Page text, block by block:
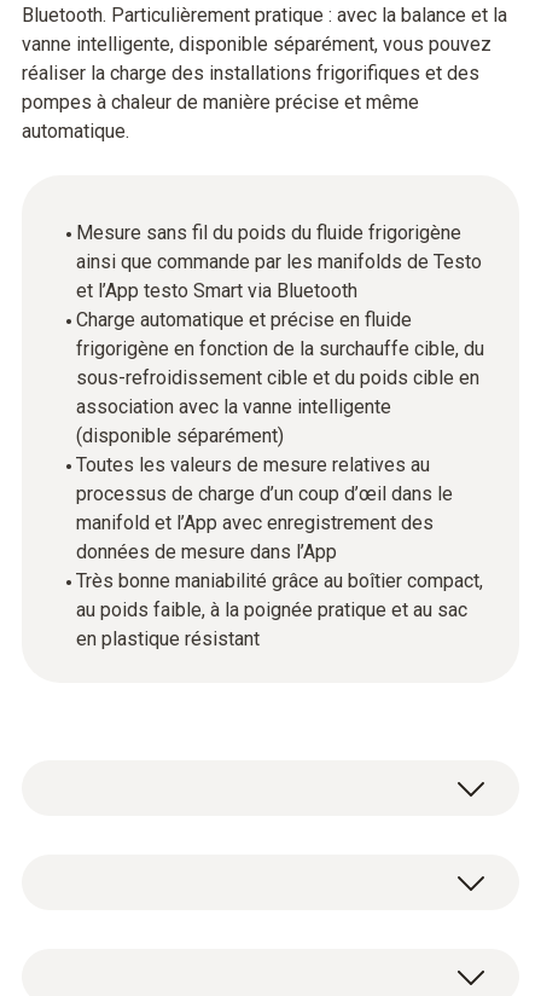
Bluetooth. Particulièrement pratique : avec la balance et la
vanne intelligente, disponible séparément, vous pouvez
réaliser la charge des installations frigorifiques et des
pompes à chaleur de manière précise et même
automatique.
Mesure sans fil du poids du fluide frigorigène
ainsi que commande par les manifolds de Testo
et l’App testo Smart via Bluetooth
Charge automatique et précise en fluide
frigorigène en fonction de la surchauffe cible, du
sous-refroidissement cible et du poids cible en
association avec la vanne intelligente
(disponible séparément)
Toutes les valeurs de mesure relatives au
processus de charge d’un coup d’œil dans le
manifold et l’App avec enregistrement des
données de mesure dans l’App
Très bonne maniabilité grâce au boîtier compact,
au poids faible, à la poignée pratique et au sac
en plastique résistant
numérique de fluide frigorigène testo 560i.